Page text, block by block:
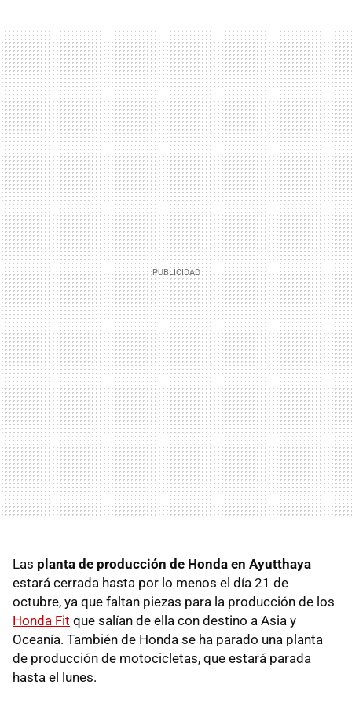
Las planta de producción de Honda en Ayutthaya
estará cerrada hasta por lo menos el día 21 de
octubre, ya que faltan piezas para la producción de los
Honda Fit que salían de ella con destino a Asia y
Oceanía. También de Honda se ha parado una planta
de producción de motocicletas, que estará parada
hasta el lunes.